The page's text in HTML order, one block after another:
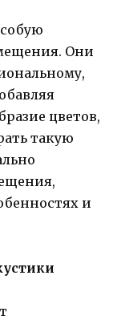
Они
цветов,
такую
и